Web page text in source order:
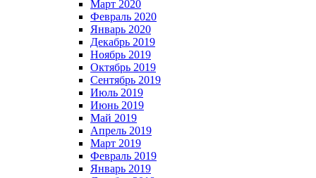
Март 2020
Февраль 2020
Январь 2020
Декабрь 2019
Ноябрь 2019
Октябрь 2019
Сентябрь 2019
Июль 2019
Июнь 2019
Май 2019
Апрель 2019
Март 2019
Февраль 2019
Январь 2019